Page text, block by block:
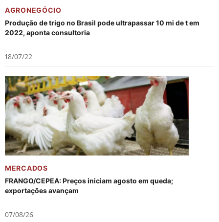
AGRONEGÓCIO
Produção de trigo no Brasil pode ultrapassar 10 mi de t em
2022, aponta consultoria
18/07/22
MERCADOS
FRANGO/CEPEA: Preços iniciam agosto em queda;
exportações avançam
07/08/26